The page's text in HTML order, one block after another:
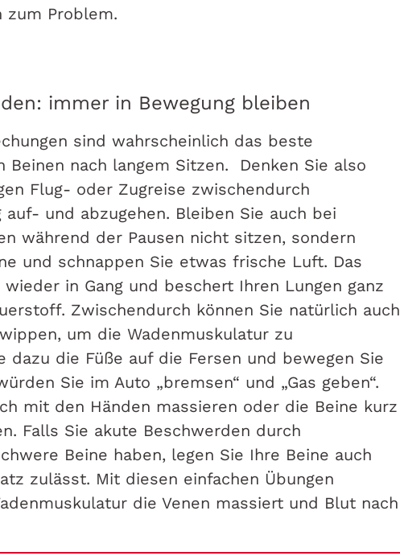
zum Problem.
immer in Bewegung bleiben
sind wahrscheinlich das beste
Beinen nach langem Sitzen. Denken Sie also
Flug- oder Zugreise zwischendurch
und abzugehen. Bleiben Sie auch bei
während der Pausen nicht sitzen, sondern
und schnappen Sie etwas frische Luft. Das
in Gang und beschert Ihren Lungen ganz
Zwischendurch können Sie natürlich auch
um die Wadenmuskulatur zu
dazu die Füße auf die Fersen und bewegen Sie
Sie im Auto „bremsen“ und „Gas geben“.
mit den Händen massieren oder die Beine kurz
Falls Sie akute Beschwerden durch
Beine haben, legen Sie Ihre Beine auch
zulässt. Mit diesen einfachen Übungen
die Venen massiert und Blut nach